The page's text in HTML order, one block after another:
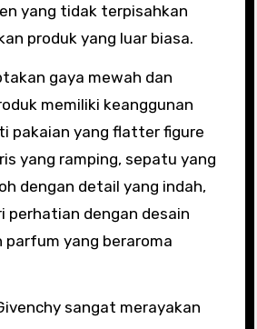
yang tidak terpisahkan
produk yang luar biasa.
gaya mewah dan
memiliki keanggunan
pakaian yang flatter figure
yang ramping, sepatu yang
dengan detail yang indah,
perhatian dengan desain
parfum yang beraroma
sangat merayakan